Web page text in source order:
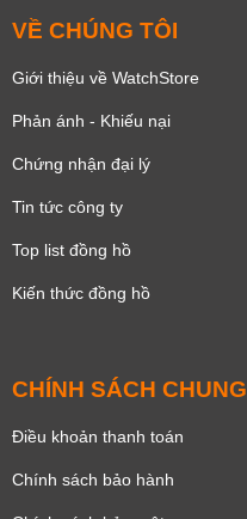
VỀ CHÚNG TÔI
Giới thiệu về WatchStore
Phản ánh - Khiếu nại
Chứng nhận đại lý
Tin tức công ty
Top list đồng hồ
Kiến thức đồng hồ
CHÍNH SÁCH CHUNG
Điều khoản thanh toán
Chính sách bảo hành